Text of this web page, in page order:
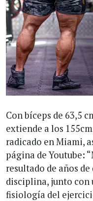
Con bíceps de 63,5
extiende a los
radicado en Miami,
página de Youtube:
resultado de años
disciplina, junto con
fisiología del